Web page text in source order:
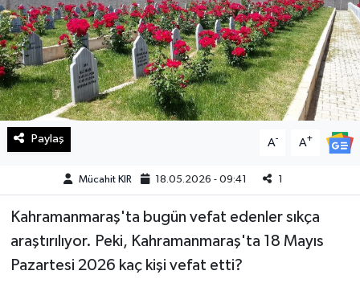
Paylaş A- A+
Mücahit KIR 18.05.2026 - 09:41 1
Kahramanmaraş'ta bugün vefat edenler sıkça
araştırılıyor. Peki, Kahramanmaraş'ta 18 Mayıs
Pazartesi 2026 kaç kişi vefat etti?
Manşetler
Resmi İlan
Sağlık
Spor
SürManşet
Teknoloji